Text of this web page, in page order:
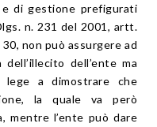
e di gestione prefigurati
n. 231 del 2001, artt.
non può assurgere ad
dell’ente ma
a dimostrare che
la quale va però
mentre l’ente può dare